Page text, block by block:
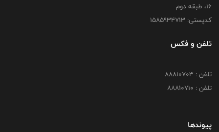
16، طبقه دوم
کدپستی: 1585934713
تلفن و فکس
تلفن : 88810703
تلفن : 88810710
پیوندها